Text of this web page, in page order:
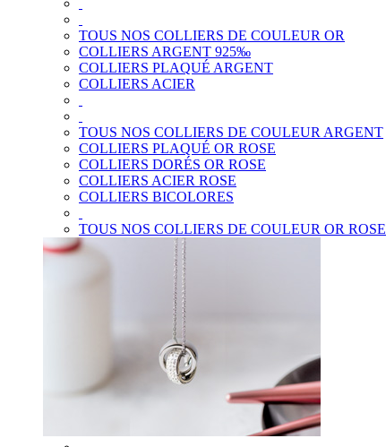
TOUS NOS COLLIERS DE COULEUR OR
COLLIERS ARGENT 925‰
COLLIERS PLAQUÉ ARGENT
COLLIERS ACIER
TOUS NOS COLLIERS DE COULEUR ARGENT
COLLIERS PLAQUÉ OR ROSE
COLLIERS DORÉS OR ROSE
COLLIERS ACIER ROSE
COLLIERS BICOLORES
TOUS NOS COLLIERS DE COULEUR OR ROSE